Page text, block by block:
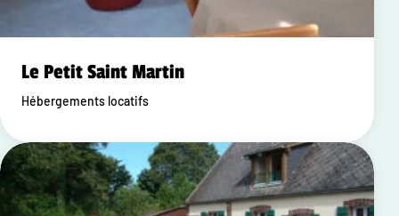
Le Petit Saint Martin
Hébergements locatifs